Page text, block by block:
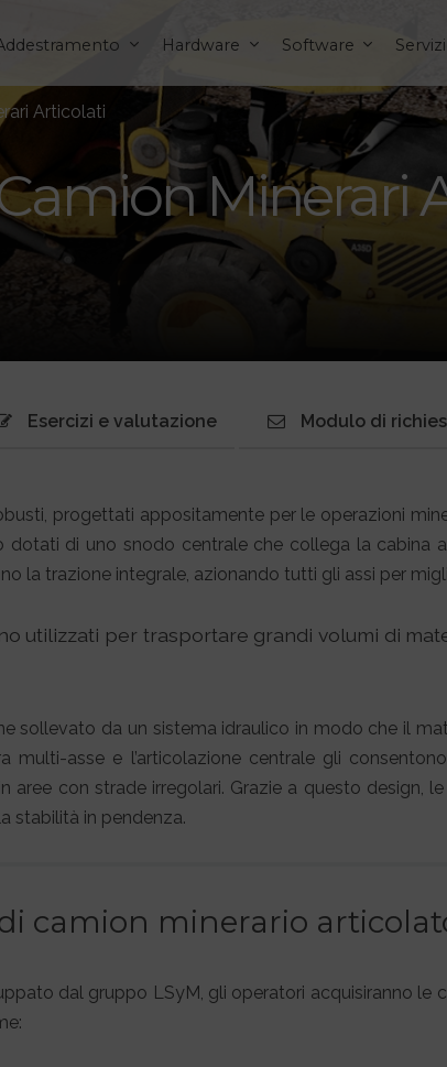
Hardware Software Servizi
Articolati
Minerari
Esercizi e valutazione Modulo di
progettati appositamente per le operazioni
dotati di uno snodo centrale che collega la cabina
la trazione integrale, azionando tutti gli assi per
utilizzati per trasportare grandi volumi di
sollevato da un sistema idraulico in modo che il
asse e l’articolazione centrale gli
con strade irregolari. Grazie a questo design,
stabilità in pendenza.
camion minerario
dal gruppo LSyM, gli operatori acquisiranno le